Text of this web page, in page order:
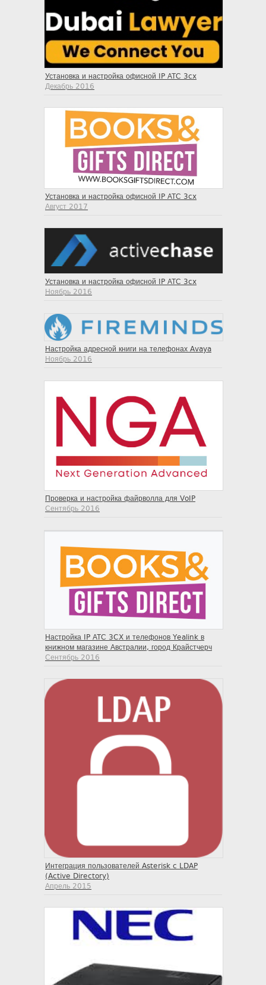
Установка и настройка офисной IP АТС 3cx
Декабрь 2016
Установка и настройка офисной IP АТС 3cx
Август 2017
Установка и настройка офисной IP АТС 3cx
Ноябрь 2016
Настройка адресной книги на телефонах Avaya
Ноябрь 2016
Проверка и настройка файрволла для VoIP
Сентябрь 2016
Настройка IP АТС 3CX и телефонов Yealink в
книжном магазине Австралии, город Крайстчерч
Сентябрь 2016
Интеграция пользователей Asterisk c LDAP
(Active Directory)
Апрель 2015